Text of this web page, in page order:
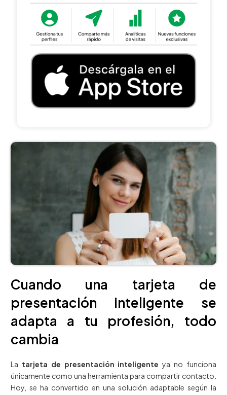
Cuando una tarjeta de
presentación inteligente se
adapta a tu profesión, todo
cambia
La tarjeta de presentación inteligente ya no funciona
únicamente como una herramienta para compartir contacto.
Hoy, se ha convertido en una solución adaptable según la